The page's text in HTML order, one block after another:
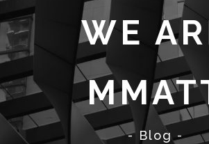
WE
- Blog -